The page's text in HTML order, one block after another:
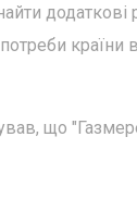
країни
що